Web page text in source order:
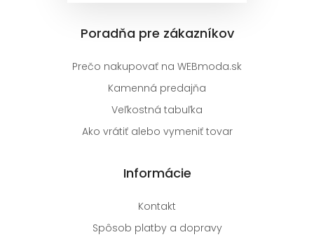
Poradňa pre zákazníkov
Prečo nakupovať na WEBmoda.sk
Kamenná predajňa
Veľkostná tabuľka
Ako vrátiť alebo vymeniť tovar
Informácie
Kontakt
Spôsob platby a dopravy